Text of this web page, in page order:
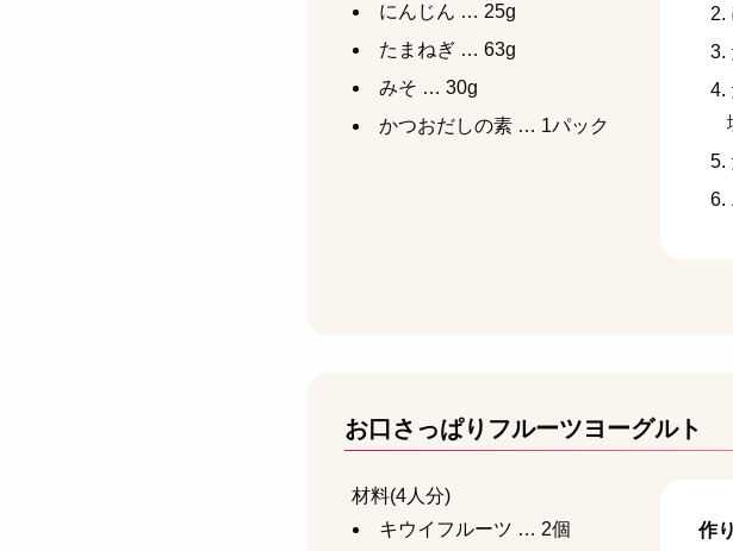
にんじん … 25g
たまねぎ … 63g
みそ … 30g
かつおだしの素 … 1パック
お口さっぱりフルーツヨーグルト
材料(4人分)
キウイフルーツ … 2個
作